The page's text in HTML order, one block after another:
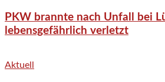
PKW brannte nach Unfall bei
lebensgefährlich verletzt
Aktuell